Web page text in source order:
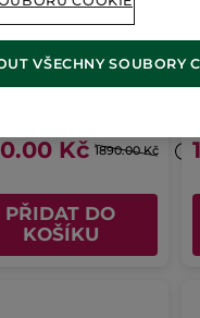
voda Ambre
100 ml
Kč 1890.00 Kč
PŘIDAT DO
KOŠÍKU
VŠECHNY SOUBORY